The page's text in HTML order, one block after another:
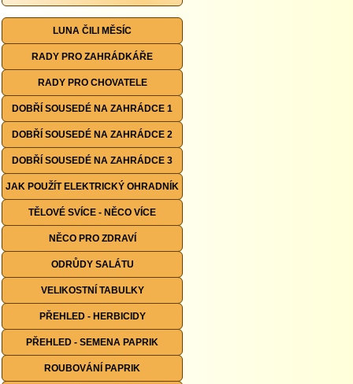
LUNA ČILI MĚSÍC
RADY PRO ZAHRÁDKÁŘE
RADY PRO CHOVATELE
DOBŘÍ SOUSEDÉ NA ZAHRÁDCE 1
DOBŘÍ SOUSEDÉ NA ZAHRÁDCE 2
DOBŘÍ SOUSEDÉ NA ZAHRÁDCE 3
JAK POUŽÍT ELEKTRICKÝ OHRADNÍK
TĚLOVÉ SVÍCE - NĚCO VÍCE
NĚCO PRO ZDRAVÍ
ODRŮDY SALÁTU
VELIKOSTNÍ TABULKY
PŘEHLED - HERBICIDY
PŘEHLED - SEMENA PAPRIK
ROUBOVÁNÍ PAPRIK